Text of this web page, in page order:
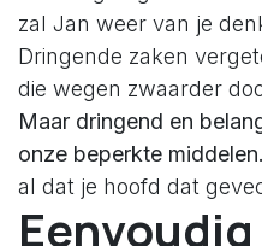
zal Jan weer van je
Dringende zaken
die wegen zwaarder
Maar dringend en
onze beperkte middelen.
al dat je hoofd dat